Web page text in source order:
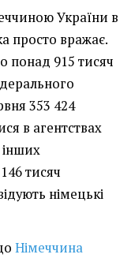
України в
просто вражає.
понад 915 тисяч
353 424
в агентствах
інших
тисяч
німецькі
Німеччина